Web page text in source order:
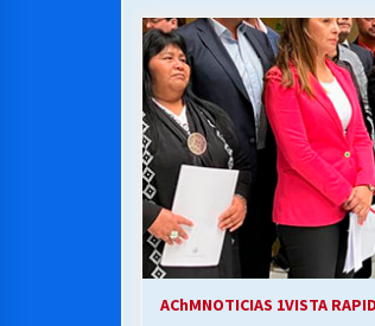
CLIMA
13/07/2026
VOLVER A
16/06/
S.O.S. a los
30/04/
AChMNOTICIAS 1VISTA